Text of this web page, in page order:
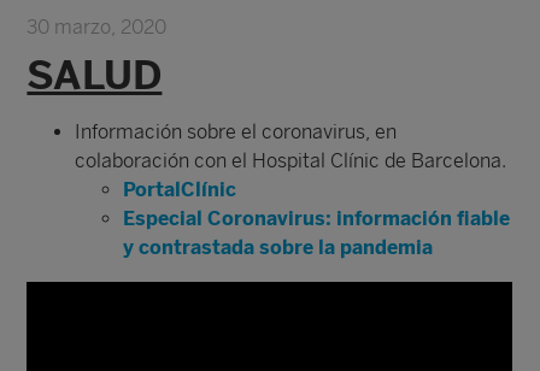
30 marzo, 2020
SALUD
Información sobre el coronavirus, en
colaboración con el Hospital Clínic de Barcelona.
PortalClínic
Especial Coronavirus: información fiable
y contrastada sobre la pandemia